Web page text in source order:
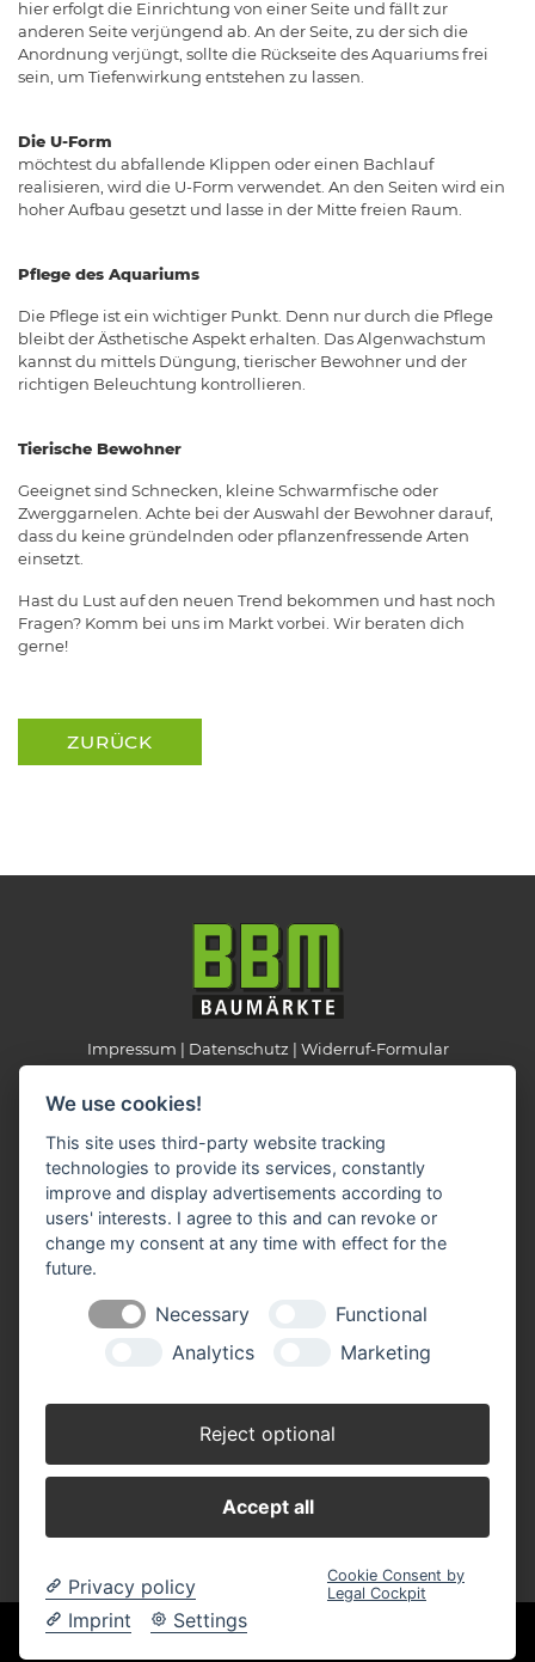
hier erfolgt die Einrichtung von einer Seite und fällt zur
anderen Seite verjüngend ab. An der Seite, zu der sich die
Anordnung verjüngt, sollte die Rückseite des Aquariums frei
sein, um Tiefenwirkung entstehen zu lassen.
Die U-Form
möchtest du abfallende Klippen oder einen Bachlauf
realisieren, wird die U-Form verwendet. An den Seiten wird ein
hoher Aufbau gesetzt und lasse in der Mitte freien Raum.
Pflege des Aquariums
Die Pflege ist ein wichtiger Punkt. Denn nur durch die Pflege
bleibt der Ästhetische Aspekt erhalten. Das Algenwachstum
kannst du mittels Düngung, tierischer Bewohner und der
richtigen Beleuchtung kontrollieren.
Tierische Bewohner
Geeignet sind Schnecken, kleine Schwarmfische oder
Zwerggarnelen. Achte bei der Auswahl der Bewohner darauf,
dass du keine gründelnden oder pflanzenfressende Arten
einsetzt.
Hast du Lust auf den neuen Trend bekommen und hast noch
Fragen? Komm bei uns im Markt vorbei. Wir beraten dich
gerne!
ZURÜCK
Impressum Datenschutz Widerruf-Formular
BBM Baumarkt Ganderkesee
Rudolf-Diesel-Straße 2
27777 Ganderkesee
Telefon: 04222 94 41 0
8.00 - 19.00 Uhr
Samstag:
8.00 - 18.00 Uhr
We use cookies!
This site uses third-party website tracking
technologies to provide its services, constantly
improve and display advertisements according to
users' interests. I agree to this and can revoke or
change my consent at any time with effect for the
future.
Necessary
Functional
Analytics
Marketing
Reject optional
Accept all
Privacy policy
Imprint
Settings
Cookie Consent by
Legal Cockpit